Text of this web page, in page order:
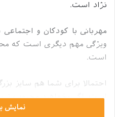
نژاد است.
مهربانی با کودکان و
ویژگی مهم دیگری است که
است.
احتمالا برای شما هم سایز
است. اگر بخواهید محبوب
شک مین کوون در صدر آن
نمایش